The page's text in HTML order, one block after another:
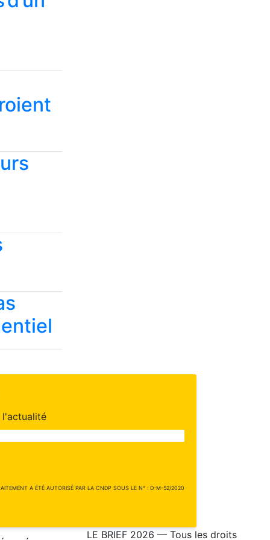
l'actualité
A ÉTÉ AUTORISÉ PAR LA CNDP SOUS LE N° : D-M-52/2020
LE BRIEF 2026 — Tous les droits